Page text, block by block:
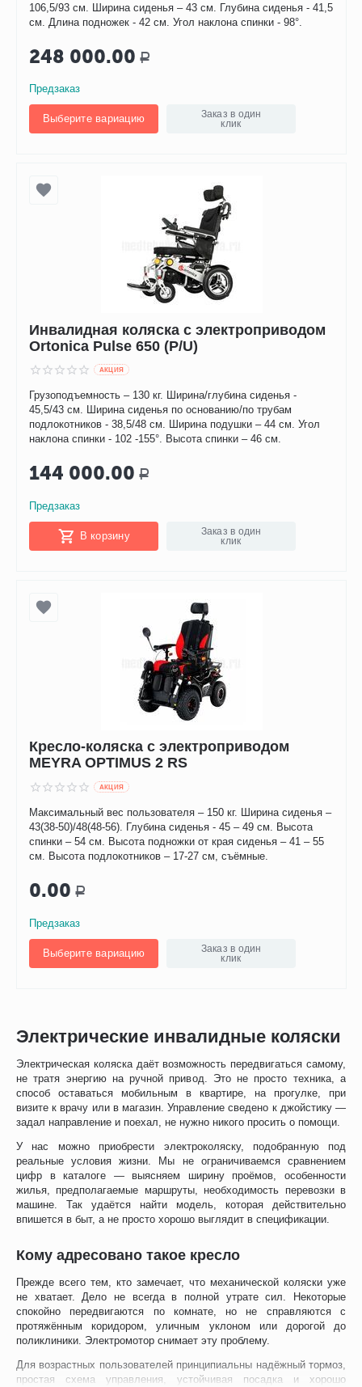
Электрические инвалидные коляски
Электрическая коляска даёт возможность передвигаться самому,
не тратя энергию на ручной привод. Это не просто техника, а
способ оставаться мобильным в квартире, на прогулке, при
визите к врачу или в магазин. Управление сведено к джойстику —
задал направление и поехал, не нужно никого просить о помощи.
У нас можно приобрести электроколяску, подобранную под
реальные условия жизни. Мы не ограничиваемся сравнением
цифр в каталоге — выясняем ширину проёмов, особенности
жилья, предполагаемые маршруты, необходимость перевозки в
машине. Так удаётся найти модель, которая действительно
впишется в быт, а не просто хорошо выглядит в спецификации.
Кому адресовано такое кресло
Прежде всего тем, кто замечает, что механической коляски уже
не хватает. Дело не всегда в полной утрате сил. Некоторые
спокойно передвигаются по комнате, но не справляются с
протяжённым коридором, уличным уклоном или дорогой до
поликлиники. Электромотор снимает эту проблему.
Для возрастных пользователей принципиальны надёжный тормоз,
простая схема управления, устойчивая посадка и хорошо
106,5/93 см. Ширина сиденья – 43 см. Глубина сиденья - 41,5
см. Длина подножек - 42 см. Угол наклона спинки - 98°.
248 000.00 Р
Предзаказ
Выберите вариацию
Заказ в один
клик
Инвалидная коляска с электроприводом
Ortonica Pulse 650 (P/U)
AКЦИЯ
Грузоподъемность – 130 кг. Ширина/глубина сиденья -
45,5/43 см. Ширина сиденья по основанию/по трубам
подлокотников - 38,5/48 см. Ширина подушки – 44 см. Угол
наклона спинки - 102 -155°. Высота спинки – 46 см.
144 000.00 Р
Предзаказ
В корзину
Заказ в один
клик
Кресло-коляска с электроприводом
MEYRA OPTIMUS 2 RS
AКЦИЯ
Максимальный вес пользователя – 150 кг. Ширина сиденья –
43(38-50)/48(48-56). Глубина сиденья - 45 – 49 см. Высота
спинки – 54 см. Высота подножки от края сиденья – 41 – 55
см. Высота подлокотников – 17-27 см, съёмные.
0.00 Р
Предзаказ
Выберите вариацию
Заказ в один
клик